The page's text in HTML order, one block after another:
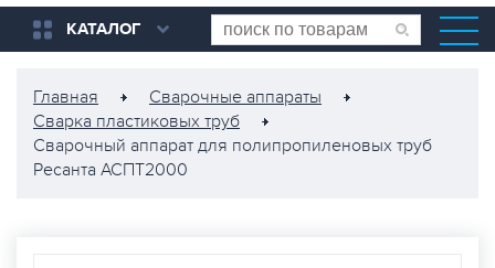
КАТАЛОГ
Главная
Сварочные аппараты
Сварка пластиковых труб
Сварочный аппарат для полипропиленовых труб
Ресанта АСПТ2000